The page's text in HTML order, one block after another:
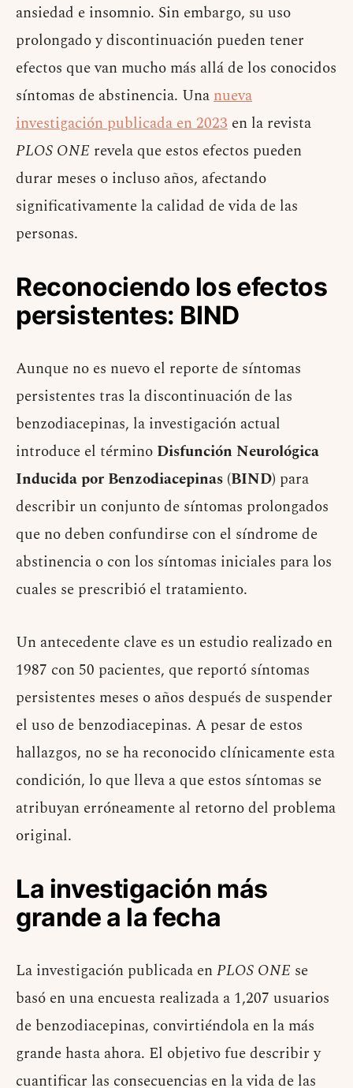
ansiedad e insomnio. Sin embargo, su uso
prolongado y discontinuación pueden tener
efectos que van mucho más allá de los conocidos
síntomas de abstinencia. Unanueva
investigación publicada en 2023 en la revista
PLOS ONE revela que estos efectos pueden
durar meses o incluso años, afectando
significativamente la calidad de vida de las
personas.
Reconociendo los efectos
persistentes: BIND
Aunque no es nuevo el reporte de síntomas
persistentes tras la discontinuación de las
benzodiacepinas, la investigación actual
introduce el término Disfunción Neurológica
Inducida por Benzodiacepinas (BIND) para
describir un conjunto de síntomas prolongados
que no deben confundirse con el síndrome de
abstinencia o con los síntomas iniciales para los
cuales se prescribió el tratamiento.
Un antecedente clave es un estudio realizado en
1987 con 50 pacientes, que reportó síntomas
persistentes meses o años después de suspender
el uso de benzodiacepinas. A pesar de estos
hallazgos, no se ha reconocido clínicamente esta
condición, lo que lleva a que estos síntomas se
atribuyan erróneamente al retorno del problema
original.
La investigación más
grande a la fecha
La investigación publicada enPLOS ONE se
basó en una encuesta realizada a 1,207 usuarios
de benzodiacepinas, convirtiéndola en la más
grande hasta ahora. El objetivo fue describir y
cuantificar las consecuencias en la vida de las